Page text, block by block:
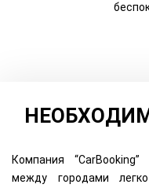
Компания
между городами